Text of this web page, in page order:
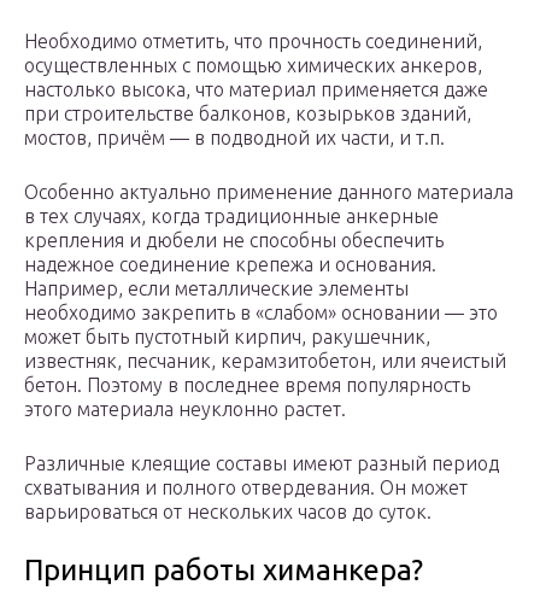
Необходимо отметить, что прочность соединений,
осуществленных с помощью химических анкеров,
настолько высока, что материал применяется даже
при строительстве балконов, козырьков зданий,
мостов, причём — в подводной их части, и т.п.
Особенно актуально применение данного материала
в тех случаях, когда традиционные анкерные
крепления и дюбели не способны обеспечить
надежное соединение крепежа и основания.
Например, если металлические элементы
необходимо закрепить в «слабом» основании — это
может быть пустотный кирпич, ракушечник,
известняк, песчаник, керамзитобетон, или ячеистый
бетон. Поэтому в последнее время популярность
этого материала неуклонно растет.
Различные клеящие составы имеют разный период
схватывания и полного отвердевания. Он может
варьироваться от нескольких часов до суток.
Принцип работы химанкера?